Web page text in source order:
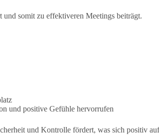
somit zu effektiveren Meetings beiträgt.
und positive Gefühle hervorrufen
und Kontrolle fördert, was sich positiv auf